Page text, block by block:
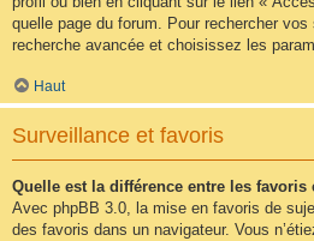
quelle page du forum. Pour rechercher
recherche avancée et choisissez les
Haut
Surveillance et favoris
Quelle est la différence entre les
Avec phpBB 3.0, la mise en favoris de
des favoris dans un navigateur. Vous